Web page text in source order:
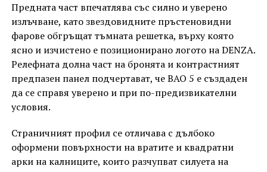
Предната част впечатлява със силно и уверено
излъчване, като звездовидните пръстеновидни
фарове обгръщат тъмната решетка, върху която
ясно и изчистено е позиционирано логото на DENZA.
Релефната долна част на бронята и контрастният
предпазен панел подчертават, че BAO 5 е създаден
да се справя уверено и при по-предизвикателни
условия.
Страничният профил се отличава с дълбоко
оформени повърхности на вратите и квадратни
арки на калниците, които разчупват силуета на